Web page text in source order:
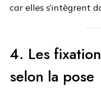
car elles s’intègrent
4. Les
selon la pose